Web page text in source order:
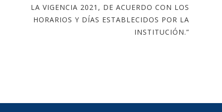
LA VIGENCIA 2021, DE ACUERDO CON LOS
HORARIOS Y DÍAS ESTABLECIDOS POR LA
INSTITUCIÓN.”